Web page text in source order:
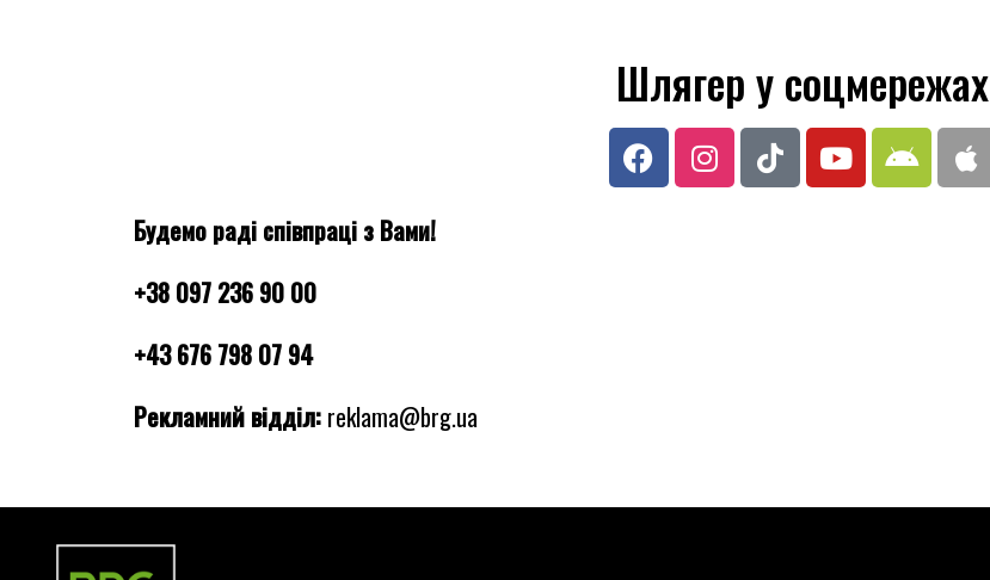
Шлягер у соцмережах
Будемо раді співпраці з Вами!
+38 097 236 90 00
+43 676 798 07 94
Рекламний відділ: reklama@brg.ua